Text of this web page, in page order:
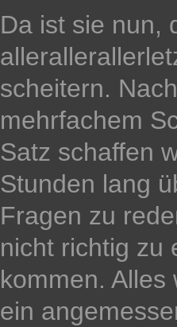
Da ist sie nun,
scheitern.
mehrfachem
Satz schaffen
Stunden lang
Fragen zu
nicht richtig zu
kommen.
ein